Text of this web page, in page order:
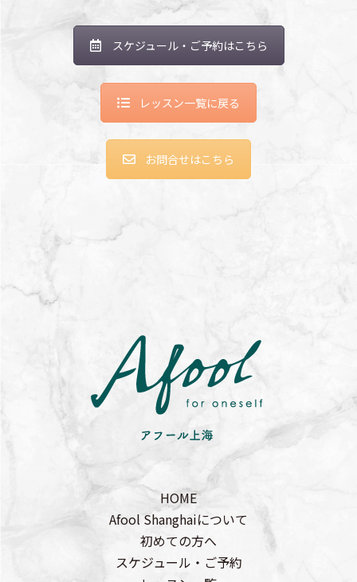
スケジュール・ご予約はこちら
レッスン一覧に戻る
お問合せはこちら
HOME
Afool Shanghaiについて
初めての方へ
スケジュール・ご予約